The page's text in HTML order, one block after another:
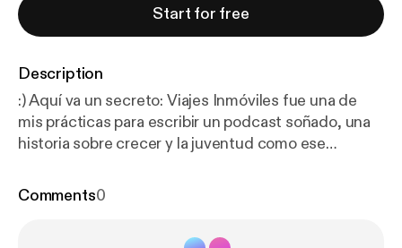
Start for free
Description
:) Aquí va un secreto: Viajes Inmóviles fue una de
mis prácticas para escribir un podcast soñado, una
historia sobre crecer y la juventud como ese
Bienvenid@ a mi serie más importante hasta la
Comments0